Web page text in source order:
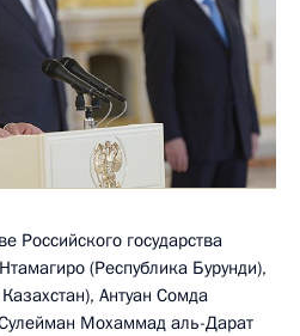
Российского государства
(Республика Бурунди),
Антуан Сомда
Мохаммад аль-Дарат